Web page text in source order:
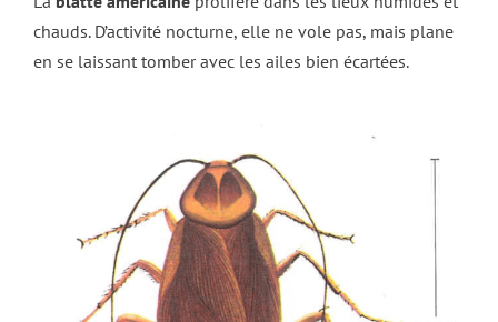
chauds. D’activité nocturne, elle ne vole pas, mais plane
en se laissant tomber avec les ailes bien écartées.